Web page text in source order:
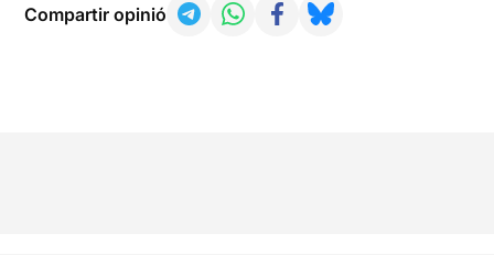
Compartir opinió